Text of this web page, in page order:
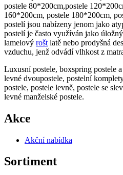
postele 80*200cm,postele
160*200cm, postele 180*200cm,
postelí jsou nabízeny jenom jako
postelí je často využíván jako
lamelový rošt latě nebo prodyšná
vzduchu, jenž odvádí vlhkost z
Luxusní postele, boxspring postele
levné dvoupostele, postelní
postele, postele levně, postele se
levné manželské postele.
Akce
Akční nabídka
Sortiment